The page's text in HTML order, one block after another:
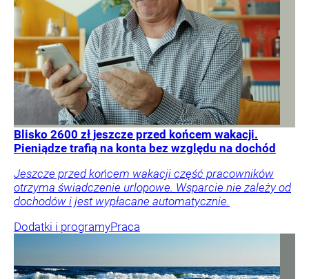
Blisko 2600 zł jeszcze przed końcem wakacji.
Pieniądze trafią na konta bez względu na dochód
Jeszcze przed końcem wakacji część pracowników
otrzyma świadczenie urlopowe. Wsparcie nie zależy od
dochodów i jest wypłacane automatycznie.
Dodatki i programyPraca